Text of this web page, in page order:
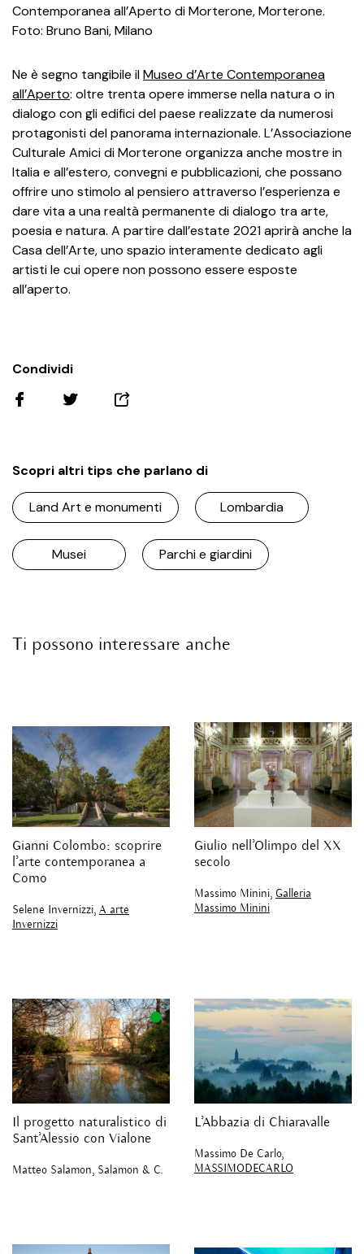
Contemporanea all’Aperto di Morterone, Morterone.
Foto: Bruno Bani, Milano
Ne è segno tangibile ilMuseo d’Arte Contemporanea
all’Aperto: oltre trenta opere immerse nella natura o in
dialogo con gli edifici del paese realizzate da numerosi
protagonisti del panorama internazionale. L’Associazione
Culturale Amici di Morterone organizza anche mostre in
Italia e all’estero, convegni e pubblicazioni, che possano
offrire uno stimolo al pensiero attraverso l’esperienza e
dare vita a una realtà permanente di dialogo tra arte,
poesia e natura. A partire dall’estate 2021 aprirà anche la
Casa dell’Arte, uno spazio interamente dedicato agli
artisti le cui opere non possono essere esposte
all’aperto.
Condividi
Scopri altri tips che parlano di
Land Art e monumenti Lombardia
Musei Parchi e giardini
Ti possono interessare anche
Gianni Colombo: scoprire
l’arte contemporanea a
Como
Selene Invernizzi, A arte
Invernizzi
Giulio nell’Olimpo del XX
secolo
Massimo Minini, Galleria
Massimo Minini
Il progetto naturalistico di
Sant’Alessio con Vialone
Matteo Salamon, Salamon & C.
L’Abbazia di Chiaravalle
Massimo De Carlo,
MASSIMODECARLO